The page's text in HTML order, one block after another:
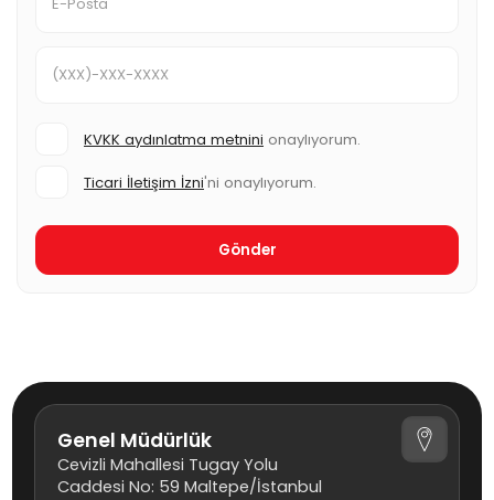
KVKK aydınlatma metnini onaylıyorum.
Ticari İletişim İzni'ni onaylıyorum.
Genel Müdürlük
Cevizli Mahallesi Tugay Yolu
Caddesi No: 59 Maltepe/İstanbul